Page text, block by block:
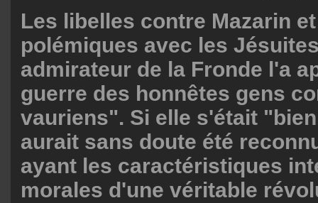
Les libelles contre Mazarin
polémiques avec les
admirateur de la Fronde l'a
guerre des honnêtes gens
vauriens". Si elle s'était
aurait sans doute été
ayant les caractéristiques
morales d'une véritable